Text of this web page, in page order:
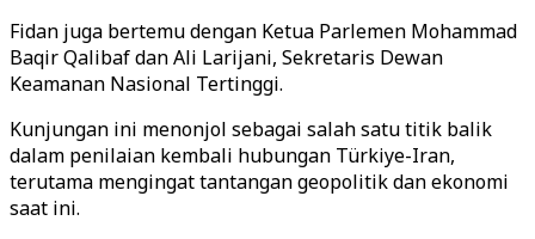
Fidan juga bertemu dengan Ketua Parlemen Mohammad
Baqir Qalibaf dan Ali Larijani, Sekretaris Dewan
Keamanan Nasional Tertinggi.
Kunjungan ini menonjol sebagai salah satu titik balik
dalam penilaian kembali hubungan Türkiye-Iran,
terutama mengingat tantangan geopolitik dan ekonomi
saat ini.